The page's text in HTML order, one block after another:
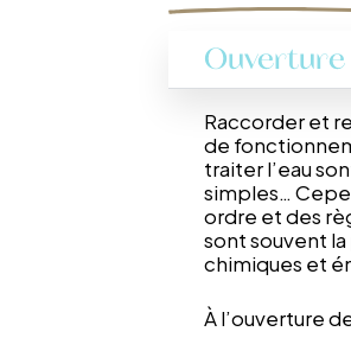
Raccorder et
de
traiter l’eau
simples…
ordre et des
sont souvent
chimiques et
À l’ouverture